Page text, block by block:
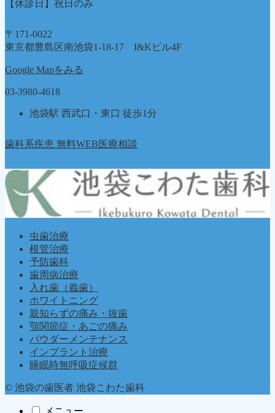
【休診日】祝日のみ
〒171-0022
東京都豊島区南池袋1-18-17 I&Kビル4F
Google Mapをみる
03-3980-4618
池袋駅 西武口・東口 徒歩1分
歯科系疾患 無料WEB医療相談
虫歯治療
根管治療
予防歯科
歯周病治療
入れ歯（義歯）
ホワイトニング
親知らずの痛み・抜歯
顎関節症・あごの痛み
パウダーメンテナンス
インプラント治療
睡眠時無呼吸症候群
© 池袋の歯医者 池袋こわた歯科
メニュー